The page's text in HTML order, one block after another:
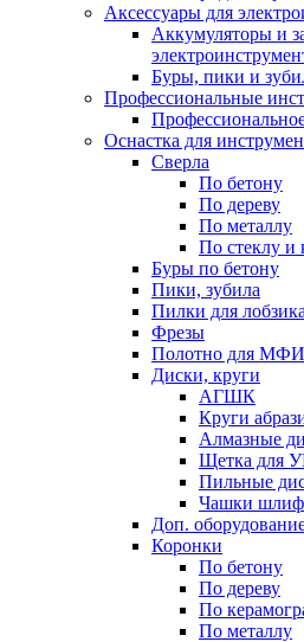
Аксессуары для
Аккумуляторы и
Буры, пики и
Профессиональные
Оснастка для
Сверла
По бетону
По дереву
По металлу
По стеклу и
Буры по бетону
Пики, зубила
Пилки для лобзика
Фрезы
Полотно для МФИ
Диски, круги
АГШК
Круги
Алмазные
Щетка для
Пильные
Чашки
Доп.
Коронки
По бетону
По дереву
По
По металлу